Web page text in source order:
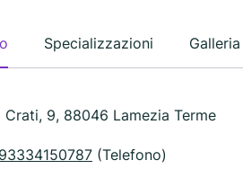
Specializzazioni Galleria
Crati, 9, 88046 Lamezia Terme
(Telefono)